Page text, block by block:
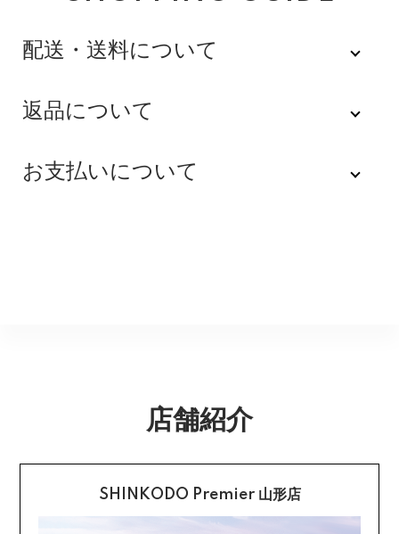
配送・送料について
佐川急便
全品送料無料にてお届けいたします。
※配達時間を指定できない地域（郡部以下は時間指定不
配送・送料の詳細はこちら
返品について
不良品
不良品に該当する場合は当方で負担いたします。返送希
知らせいたしますので、その後着払いでお送りくださ
お支払いについて
店舗紹介
SHINKODO Premier 山形店